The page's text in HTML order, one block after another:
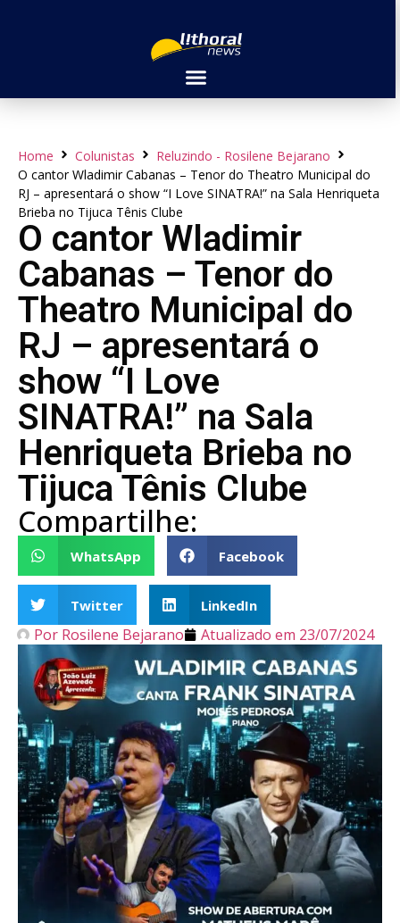
Home Colunistas
Reluzindo - Rosilene Bejarano
O cantor Wladimir Cabanas – Tenor do Theatro Municipal do
RJ – apresentará o show “I Love SINATRA!” na Sala Henriqueta
Brieba no Tijuca Tênis Clube
O cantor Wladimir
Cabanas – Tenor do
Theatro Municipal do
RJ – apresentará o
show “I Love
SINATRA!” na Sala
Henriqueta Brieba no
Tijuca Tênis Clube
Compartilhe:
WhatsApp Facebook
Twitter LinkedIn
Por Rosilene Bejarano Atualizado em 23/07/2024